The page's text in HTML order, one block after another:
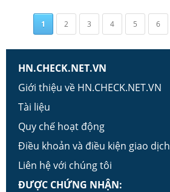
1 2 3 4 5 6
HN.CHECK.NET.VN
Giới thiệu về HN.CHECK.NET.VN
Tài liệu
Quy chế hoạt động
Điều khoản và điều kiện giao dịch
Liên hệ với chúng tôi
ĐƯỢC CHỨNG NHẬN: